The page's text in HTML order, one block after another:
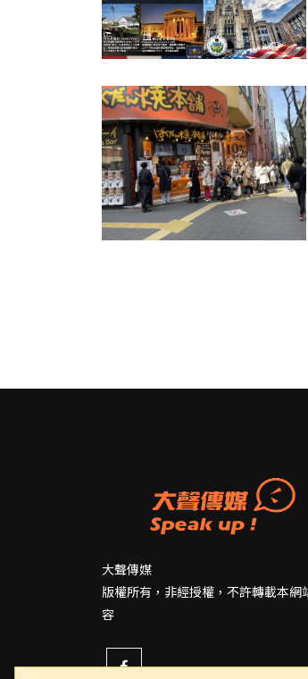
大聲傳媒
版權所有，非經授權，不許轉載本網
容